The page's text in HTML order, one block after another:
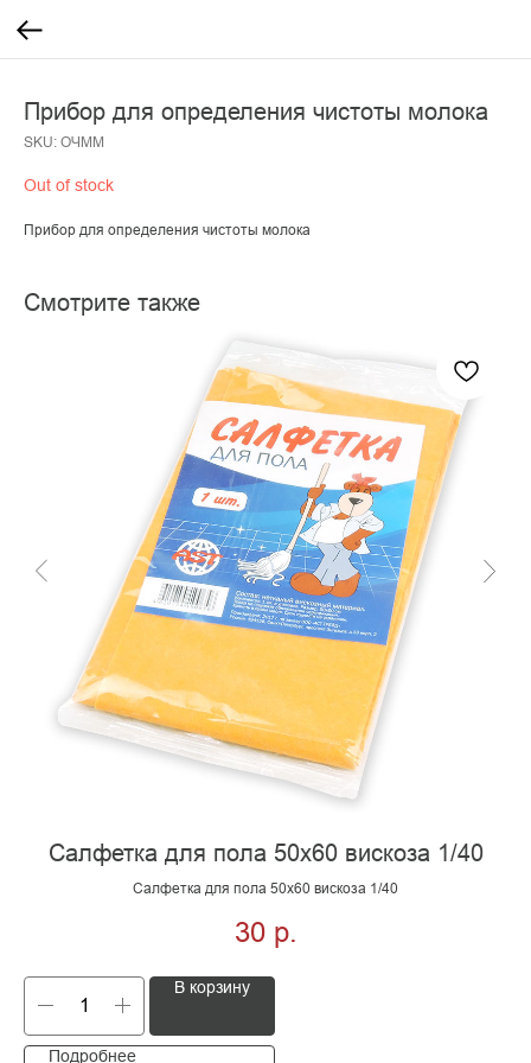
Прибор для определения чистоты молока
SKU: ОЧММ
Out of stock
Прибор для определения чистоты молока
Смотрите также
Салфетка для пола 50х60 вискоза 1/40
Салфетка для пола 50х60 вискоза 1/40
30 р.
В корзину
Подробнее